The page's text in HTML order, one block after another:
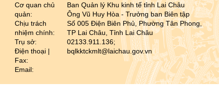
Cơ quan chủ
quản:
Chịu trách
nhiệm chính:
Trụ sở:
Điện thoại |
Fax:
Email:
Ban Quản lý Khu kinh tế tỉnh Lai Châu
Ông Vũ Huy Hòa - Trưởng ban Biên tập
Số 005 Điện Biên Phủ, Phường Tân Phong,
TP Lai Châu, Tỉnh Lai Châu
02133.911.136;
bqlkktckmlt@laichau.gov.vn